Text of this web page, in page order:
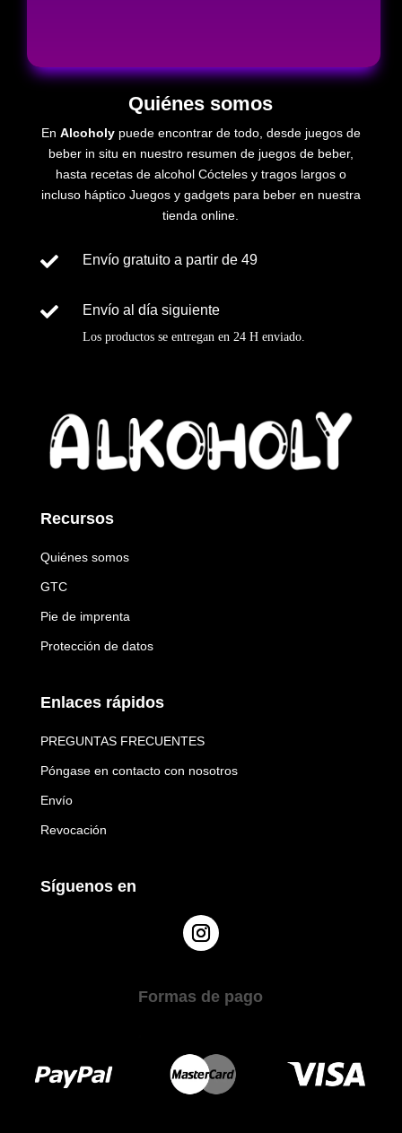
Quiénes somos
En Alcoholypuede encontrar de todo, desde juegos de
beber in situ en nuestro resumen de juegos de beber,
hasta recetas de alcoholCócteles y tragos largos o
incluso hápticoJuegos y gadgets para beber en nuestra
tienda online.
 Envío gratuito a partir de 49
 Envío al día siguiente
Los productos se entregan en 24 H enviado.
Recursos
Quiénes somos
GTC
Pie de imprenta
Protección de datos
Enlaces rápidos
PREGUNTAS FRECUENTES
Póngase en contacto con nosotros
Envío
Revocación
Síguenos en
Formas de pago